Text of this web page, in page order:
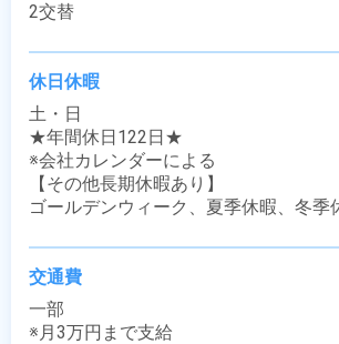
2交替
休日休暇
土・日
★年間休日122日★
※会社カレンダーによる
【その他長期休暇あり】
ゴールデンウィーク、夏季休暇、冬季
交通費
一部
※月3万円まで支給